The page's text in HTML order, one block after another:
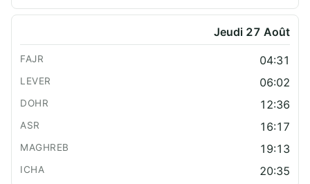
Jeudi 27 Août
04:31
06:02
12:36
16:17
19:13
20:35